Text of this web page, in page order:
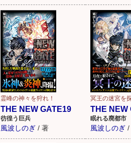
霊峰の神々を狩れ！
THE NEW GATE19
彷徨う巨兵
風波しのぎ / 著
冥王の迷宮を
THE NEW
眠れる廃都市
風波しのぎ /